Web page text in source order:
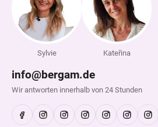
Sylvie Kateřina
info@bergam.de
Wir antworten innerhalb von 24 Stunden